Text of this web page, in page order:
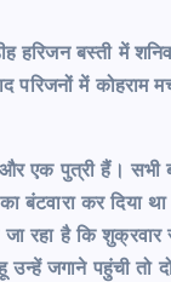
बस्ती में
में कोहराम
एक पुत्री हैं। सभी
बंटवारा कर
जा रहा है कि
जगाने पहुंची तो